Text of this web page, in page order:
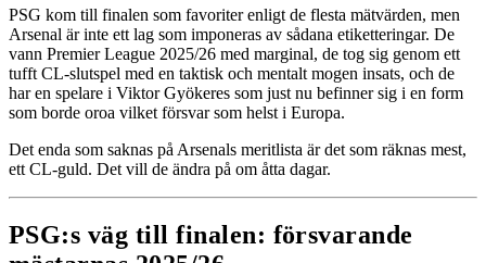
PSG kom till finalen som favoriter enligt de flesta mätvärden, men
Arsenal är inte ett lag som imponeras av sådana etiketteringar. De
vann Premier League 2025/26 med marginal, de tog sig genom ett
tufft CL-slutspel med en taktisk och mentalt mogen insats, och de
har en spelare i Viktor Gyökeres som just nu befinner sig i en form
som borde oroa vilket försvar som helst i Europa.
Det enda som saknas på Arsenals meritlista är det som räknas mest,
ett CL-guld. Det vill de ändra på om åtta dagar.
PSG:s väg till finalen: försvarande